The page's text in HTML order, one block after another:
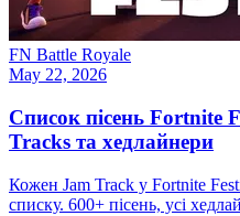
FN Battle Royale
May 22, 2026
Список пісень Fortnite
Tracks та хедлайнери
Кожен Jam Track у Fortnite
списку. 600+ пісень, усі